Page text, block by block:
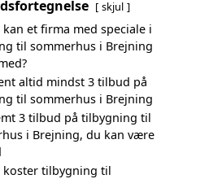
skjul
kan et firma med speciale i
til sommerhus i Brejning
altid mindst 3 tilbud på
til sommerhus i Brejning
3 tilbud på tilbygning til
i Brejning, du kan være
koster tilbygning til